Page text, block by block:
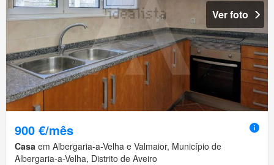
Ver foto
900 €/mês
Casa em Albergaria-a-Velha e Valmaior, Município de
Albergaria-a-Velha, Distrito de Aveiro